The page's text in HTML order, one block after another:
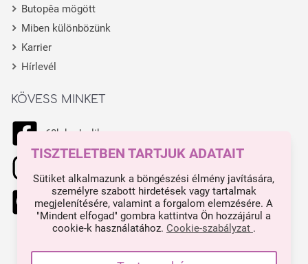
Butopêa mögött
Miben különbözünk
Karrier
Hírlevél
KÖVESS MINKET
68k kedvelik
444 kedvelik
TISZTELETBEN TARTJUK ADATAIT
Sütiket alkalmazunk a böngészési élmény javítására,
személyre szabott hirdetések vagy tartalmak
megjelenítésére, valamint a forgalom elemzésére. A
"Mindent elfogad" gombra kattintva Ön hozzájárul a
cookie-k használatához. Cookie-szabályzat .